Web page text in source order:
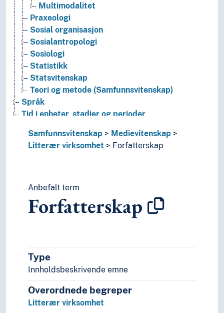
Multimodalitet
Praxeologi
Sosial organisasjon
Sosialantropologi
Sosiologi
Statistikk
Statsvitenskap
Teori og metode (Samfunnsvitenskap)
Språk
Tid i enheter, stadier og perioder
Samfunnsvitenskap
Medievitenskap
Litterær virksomhet
Forfatterskap
Anbefalt term
Forfatterskap
Type
Innholdsbeskrivende emne
Overordnede begreper
Litterær virksomhet